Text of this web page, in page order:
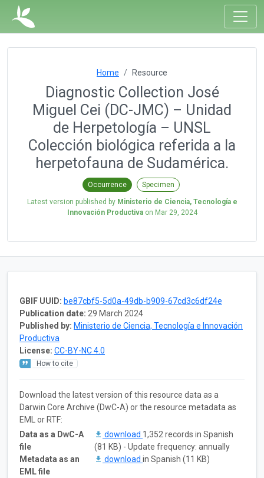
Home Resource
Diagnostic Collection José
Miguel Cei (DC-JMC) – Unidad
de Herpetología – UNSL
Colección biológica referida a la
herpetofauna de Sudamérica.
Occurrence Specimen
Latest version published by Ministerio de Ciencia, Tecnología e
Innovación Productivaon Mar 29, 2024
GBIF UUID: be87cbf5-5d0a-49db-b909-67cd3c6df24e
Publication date: 29 March 2024
Published by: Ministerio de Ciencia, Tecnología e Innovación
Productiva
License: CC-BY-NC 4.0
How to cite
Download the latest version of this resource data as a
Darwin Core Archive (DwC-A) or the resource metadata as
EML or RTF:
Data as a DwC-A
file
download 1,352 records in Spanish
(81 KB) - Update frequency: annually
Metadata as an
EML file
download in Spanish (11 KB)